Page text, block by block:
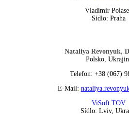
Vladimir
Sídlo: Praha
Nataliya Revonyuk,
Polsko,
Telefon: +38 (067)
E-Mail:
ViSoft TOV
Sídlo: Lviv,